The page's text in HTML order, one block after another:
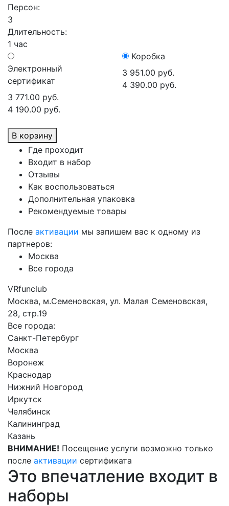
Персон:
3
Длительность:
1 час
Электронный
сертификат
3 771.00 руб.
4 190.00 руб.
Коробка
3 951.00 руб.
4 390.00 руб.
В корзину
Где проходит
Входит в набор
Отзывы
Как воспользоваться
Дополнительная упаковка
Рекомендуемые товары
После активации мы запишем вас к одному из
партнеров:
Москва
Все города
VRfunclub
Москва, м.Семеновская, ул. Малая Семеновская,
28, стр.19
Все города:
Санкт-Петербург
Москва
Воронеж
Краснодар
Нижний Новгород
Иркутск
Челябинск
Калининград
Казань
ВНИМАНИЕ! Посещение услуги возможно только
после активации сертификата
Это впечатление входит в
наборы